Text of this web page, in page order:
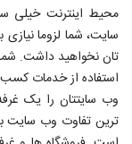
محیط اینترنت خیلی
سایت، شما لزوما
تان نخواهید داشت.
استفاده از خدمات
وب سایتتان را یک
ترین تفاوت وب سایت